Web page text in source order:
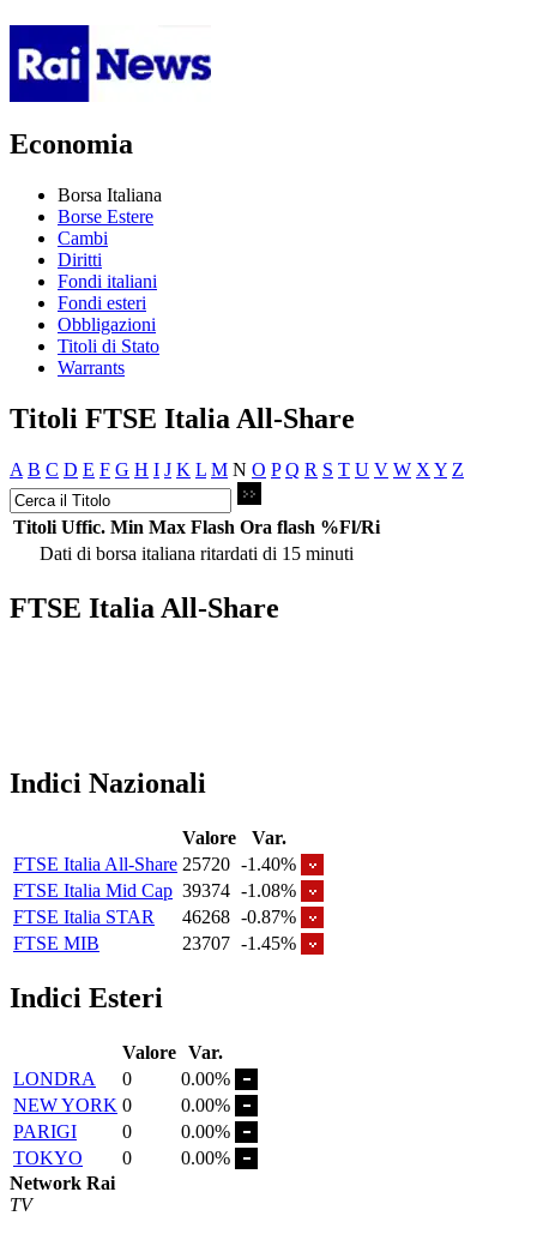
Economia
Borsa Italiana
Borse Estere
Cambi
Diritti
Fondi italiani
Fondi esteri
Obbligazioni
Titoli di Stato
Warrants
Titoli FTSE Italia All-Share
A B C D E F G H I J K L M N O P Q R S T U V W X Y Z
Titoli Uffic. Min Max Flash Ora flash %Fl/Ri
Dati di borsa italiana ritardati di 15 minuti
FTSE Italia All-Share
Indici Nazionali
Valore
Var.
FTSE Italia All-Share 25720 -1.40%
FTSE Italia Mid Cap 39374 -1.08%
FTSE Italia STAR
46268 -0.87%
FTSE MIB
23707 -1.45%
Indici Esteri
Valore Var.
LONDRA
0
0.00%
NEW YORK 0
0.00%
PARIGI
0
0.00%
TOKYO
0
0.00%
Network Rai
TV